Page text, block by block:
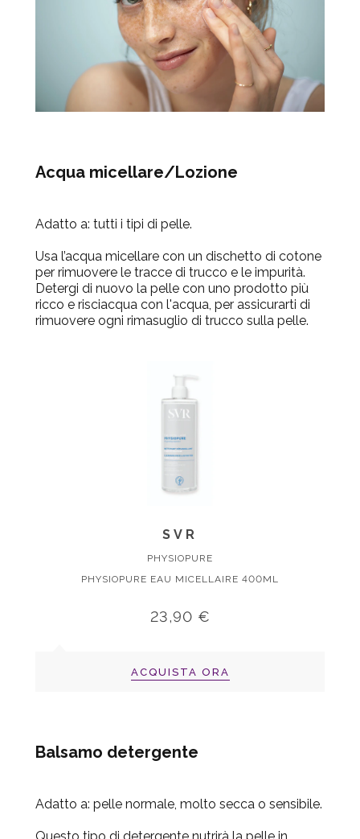
Acqua micellare/Lozione
Adatto a: tutti i tipi di pelle.
Usa l’acqua micellare con un dischetto di cotone
per rimuovere le tracce di trucco e le impurità.
Detergi di nuovo la pelle con uno prodotto più
ricco e risciacqua con l'acqua, per assicurarti di
rimuovere ogni rimasuglio di trucco sulla pelle.
SVR
PHYSIOPURE
PHYSIOPURE EAU MICELLAIRE 400ML
23,90 €
ACQUISTA ORA
Balsamo detergente
Adatto a: pelle normale, molto secca o sensibile.
Questo tipo di detergente nutrirà la pelle in